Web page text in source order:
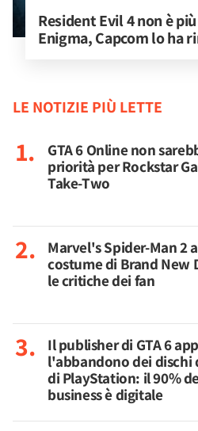
Resident Evil 4 non è
Enigma, Capcom lo ha
LE NOTIZIE PIÙ LETTE
GTA 6 Online non
priorità per Rockstar
Take-Two
Marvel's Spider-Man 2
costume di Brand New
le critiche dei fan
Il publisher di GTA 6
l'abbandono dei dischi
di PlayStation: il 90%
business è digitale